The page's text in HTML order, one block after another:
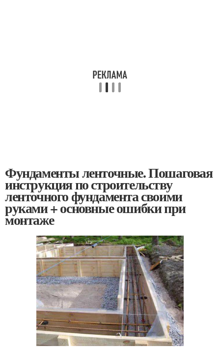
Фундаменты ленточные. Пошаговая
инструкция по строительству
ленточного фундамента своими
руками + основные ошибки при
монтаже